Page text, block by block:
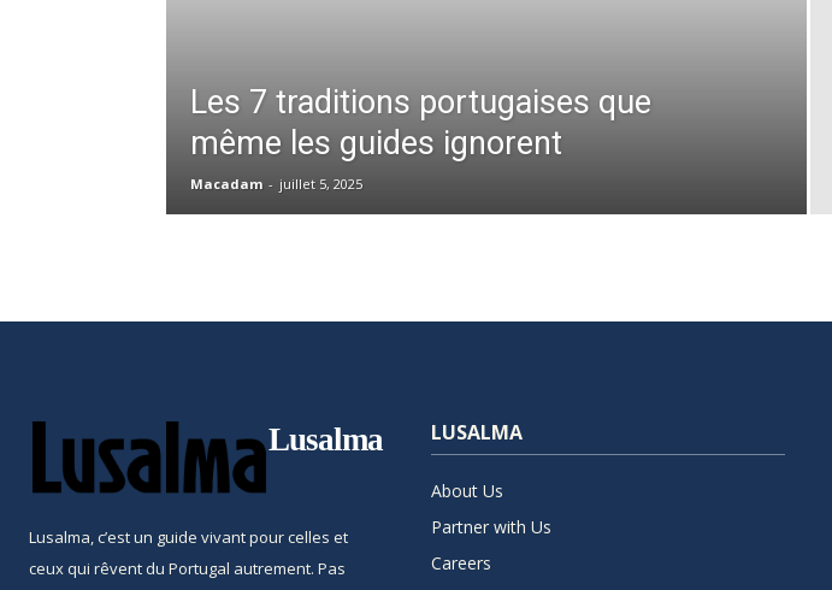
Les 7 traditions portugaises que
même les guides ignorent
Macadam - juillet 5, 2025
Lusalma
Lusalma, c’est un guide vivant pour celles et
ceux qui rêvent du Portugal autrement. Pas
LUSALMA
About Us
Partner with Us
Careers